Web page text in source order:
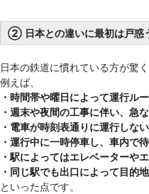
② 日本との違いに最初は戸惑
日本の鉄道に慣れている方が驚
例えば、
・時間帯や曜日によって運行ル
・週末や夜間の工事に伴い、急
・電車が時刻表通りに運行しな
・運行中に一時停車し、車内で
・駅によってはエレベーターや
・同じ駅でも出口によって目的
といった点です。